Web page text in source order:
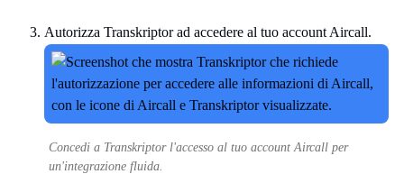
Autorizza Transkriptor ad accedere al tuo account Aircall.
Concedi a Transkriptor l'accesso al tuo account Aircall per
un'integrazione fluida.